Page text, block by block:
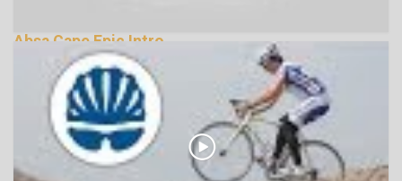
Absa Cape Epic Intro
139315 Nézetek